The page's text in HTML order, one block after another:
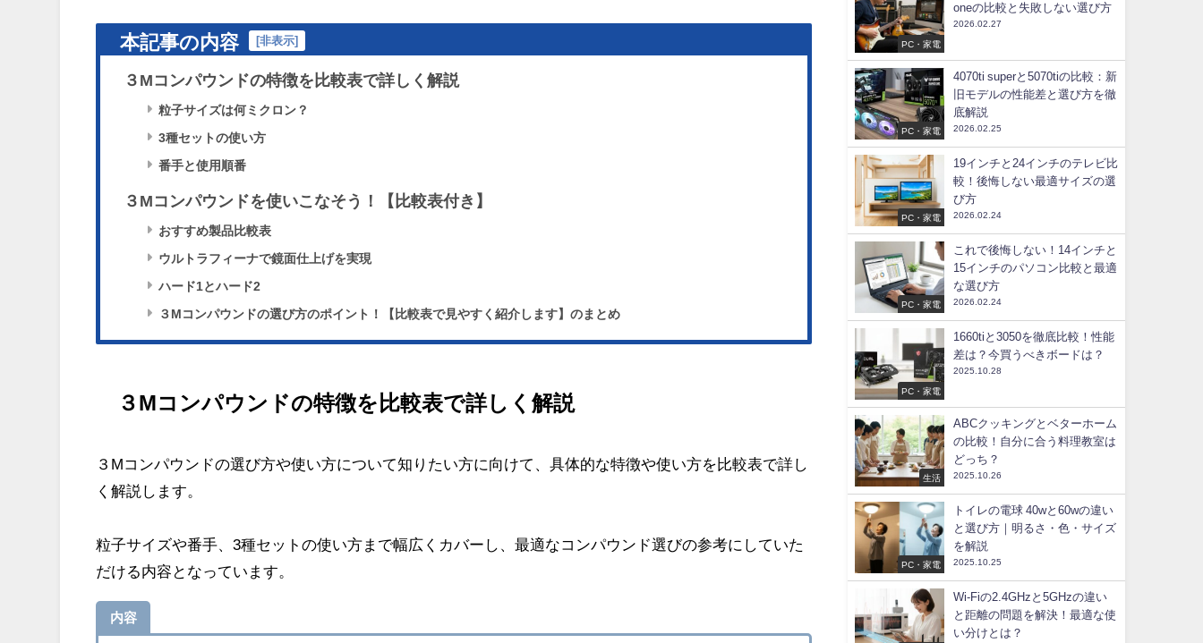
本記事の内容 [非表示]
３Mコンパウンドの特徴を比較表で詳しく解説
粒子サイズは何ミクロン？
3種セットの使い方
番手と使用順番
３Mコンパウンドを使いこなそう！【比較表付き】
おすすめ製品比較表
ウルトラフィーナで鏡面仕上げを実現
ハード1とハード2
３Mコンパウンドの選び方のポイント！【比較表で見やすく紹介します】のまとめ
３Mコンパウンドの特徴を比較表で詳しく解説
３Mコンパウンドの選び方や使い方について知りたい方に向けて、具体的な特徴や使い方を比較表で詳し
く解説します。
粒子サイズや番手、3種セットの使い方まで幅広くカバーし、最適なコンパウンド選びの参考にしていた
だける内容となっています。
内容
PC・家電
oneの比較と失敗しない選び方
2026.02.27
PC・家電
4070ti superと5070tiの比較：新
旧モデルの性能差と選び方を徹
底解説
2026.02.25
PC・家電
19インチと24インチのテレビ比
較！後悔しない最適サイズの選
び方
2026.02.24
PC・家電
これで後悔しない！14インチと
15インチのパソコン比較と最適
な選び方
2026.02.24
PC・家電
1660tiと3050を徹底比較！性能
差は？今買うべきボードは？
2025.10.28
生活
ABCクッキングとベターホーム
の比較！自分に合う料理教室は
どっち？
2025.10.26
PC・家電
トイレの電球 40wと60wの違い
と選び方｜明るさ・色・サイズ
を解説
2025.10.25
Wi-Fiの2.4GHzと5GHzの違い
と距離の問題を解決！最適な使
い分けとは？